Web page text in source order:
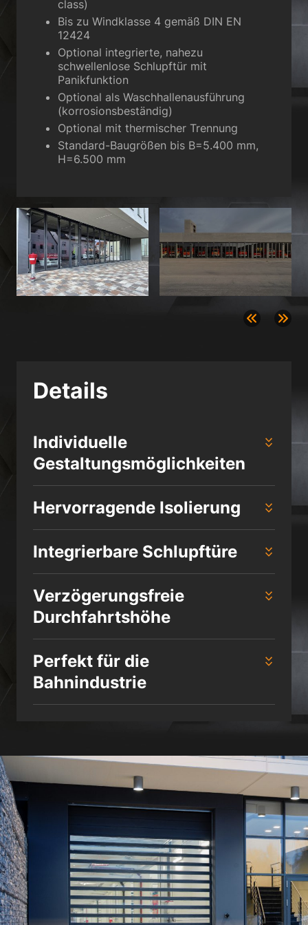
class)
Bis zu Windklasse 4 gemäß DIN EN
12424
Optional integrierte, nahezu
schwellenlose Schlupftür mit
Panikfunktion
Optional als Waschhallenausführung
(korrosionsbeständig)
Optional mit thermischer Trennung
Standard-Baugrößen bis B=5.400 mm,
H=6.500 mm
Details
Individuelle
Gestaltungsmöglichkeiten
Hervorragende Isolierung
Integrierbare Schlupftüre
Verzögerungsfreie
Durchfahrtshöhe
Perfekt für die
Bahnindustrie
Zurück
Datenschutzeinstellungen
Essenziell (1)
Essenzielle Cookies ermöglichen grundlegende Funktionen und sind für
die einwandfreie Funktion der Website erforderlich.
Cookie-Informationen anzeigen
Statistiken (2)
Statistik Cookies erfassen Informationen anonym. Diese Informationen
helfen uns zu verstehen, wie unsere Besucher unsere Website nutzen.
Externe Medien (3)
Inhalte von Videoplattformen und Social-Media-Plattformen werden
standardmäßig blockiert. Wenn Cookies von externen Medien akzeptiert
werden, bedarf der Zugriff auf diese Inhalte keiner manuellen
Einwilligung mehr.
Cookie-Informationen anzeigen
Datenschutzerklärung Impressum